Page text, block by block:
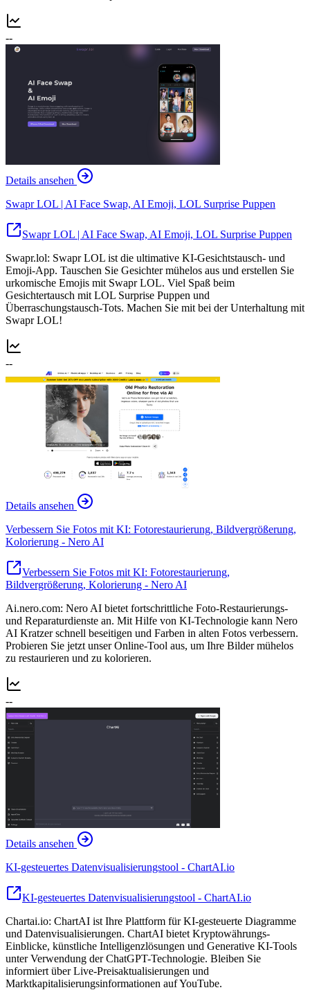
--
Details ansehen
Swapr LOL | AI Face Swap, AI Emoji, LOL Surprise Puppen
Swapr LOL | AI Face Swap, AI Emoji, LOL Surprise Puppen
Swapr.lol: Swapr LOL ist die ultimative KI-Gesichtstausch- und
Emoji-App. Tauschen Sie Gesichter mühelos aus und erstellen Sie
urkomische Emojis mit Swapr LOL. Viel Spaß beim
Gesichtertausch mit LOL Surprise Puppen und
Überraschungstausch-Tots. Machen Sie mit bei der Unterhaltung mit
Swapr LOL!
--
Details ansehen
Verbessern Sie Fotos mit KI: Fotorestaurierung, Bildvergrößerung,
Kolorierung - Nero AI
Verbessern Sie Fotos mit KI: Fotorestaurierung,
Bildvergrößerung, Kolorierung - Nero AI
Ai.nero.com: Nero AI bietet fortschrittliche Foto-Restaurierungs-
und Reparaturdienste an. Mit Hilfe von KI-Technologie kann Nero
AI Kratzer schnell beseitigen und Farben in alten Fotos verbessern.
Probieren Sie jetzt unser Online-Tool aus, um Ihre Bilder mühelos
zu restaurieren und zu kolorieren.
--
Details ansehen
KI-gesteuertes Datenvisualisierungstool - ChartAI.io
KI-gesteuertes Datenvisualisierungstool - ChartAI.io
Chartai.io: ChartAI ist Ihre Plattform für KI-gesteuerte Diagramme
und Datenvisualisierungen. ChartAI bietet Kryptowährungs-
Einblicke, künstliche Intelligenzlösungen und Generative KI-Tools
unter Verwendung der ChatGPT-Technologie. Bleiben Sie
informiert über Live-Preisaktualisierungen und
Marktkapitalisierungsinformationen auf YouTube.